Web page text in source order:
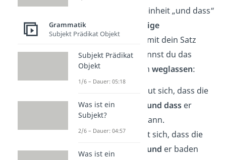
Meist ist die Worteinheit „und dass“
nur eine
überflüssige
Wiederholung
. Damit dein Satz
flüssiger klingt, kannst du das
„dass“ also einfach weglassen:
Er freut sich, dass die
Sonne scheint
und dasser
baden gehen kann.
Besser:Er freut sich, dass die
Sonne scheint
und er baden
Grammatik
Subjekt Prädikat Objekt
Subjekt Prädikat
Objekt
1/6 – Dauer: 05:18
Was ist ein
Subjekt?
2/6 – Dauer: 04:57
Was ist ein